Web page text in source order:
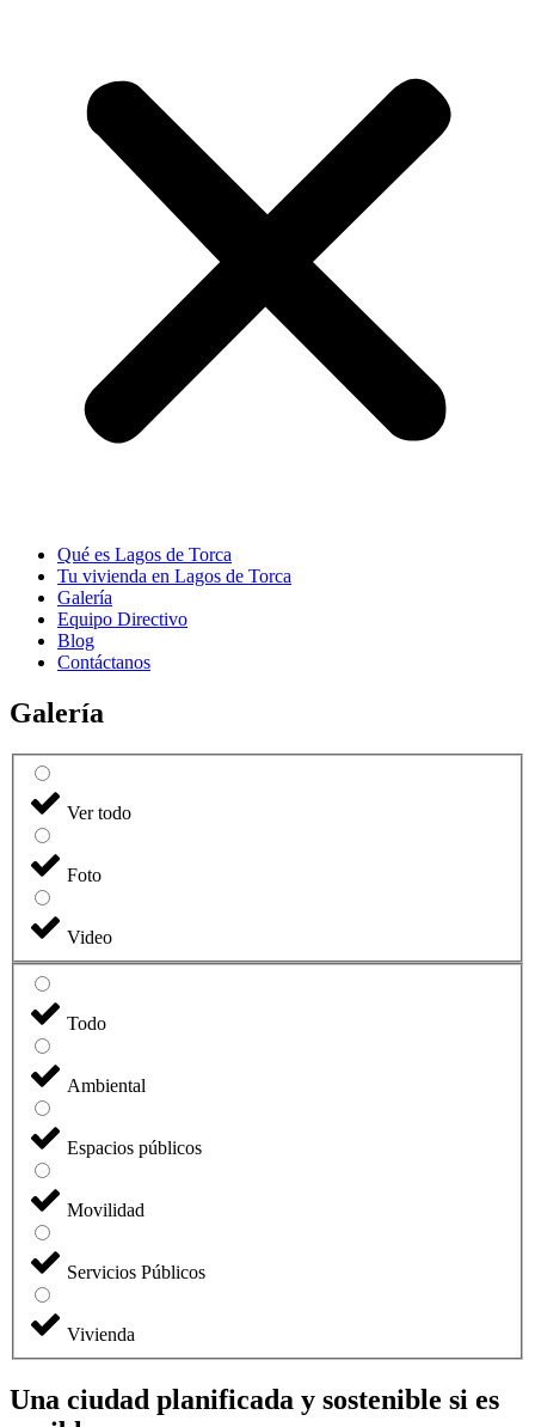
Qué es Lagos de Torca
Tu vivienda en Lagos de Torca
Galería
Equipo Directivo
Blog
Contáctanos
Galería
Ver todo
Foto
Video
Todo
Ambiental
Espacios públicos
Movilidad
Servicios Públicos
Vivienda
Una ciudad planificada y sostenible si es